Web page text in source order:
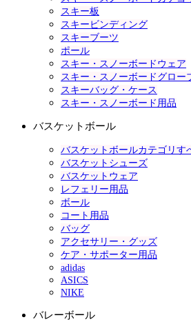
スキー板
スキービンディング
スキーブーツ
ポール
スキー・スノーボードウェア
スキー・スノーボードグロー
スキーバッグ・ケース
スキー・スノーボード用品
バスケットボール
バスケットボールカテゴリす
バスケットシューズ
バスケットウェア
レフェリー用品
ボール
コート用品
バッグ
アクセサリー・グッズ
ケア・サポーター用品
adidas
ASICS
NIKE
バレーボール